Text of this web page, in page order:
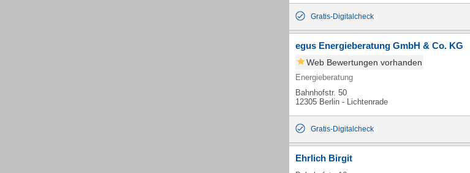
Gratis-Digitalcheck
egus Energieberatung GmbH & Co. KG
Web Bewertungen vorhanden
Energieberatung
Bahnhofstr. 50
12305 Berlin - Lichtenrade
Gratis-Digitalcheck
Ehrlich Birgit